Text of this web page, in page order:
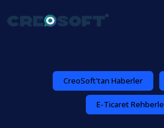
atla
CreoSoft'tan Haberler
E-Ticaret